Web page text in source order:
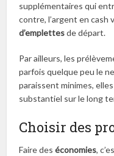
supplémentaires qui
contre, l’argent en
d’emplettesde départ.
Par ailleurs, les
parfois quelque peu le
paraissent minimes,
substantiel sur le long
Choisir des
Faire deséconomies,